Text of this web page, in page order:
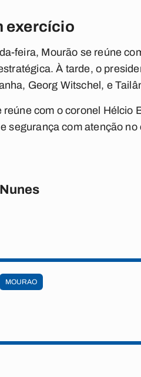
exercício
feira, Mourão se reúne
À tarde, o
Georg Witschel, e
reúne com o coronel
segurança com atenção
MOURAO